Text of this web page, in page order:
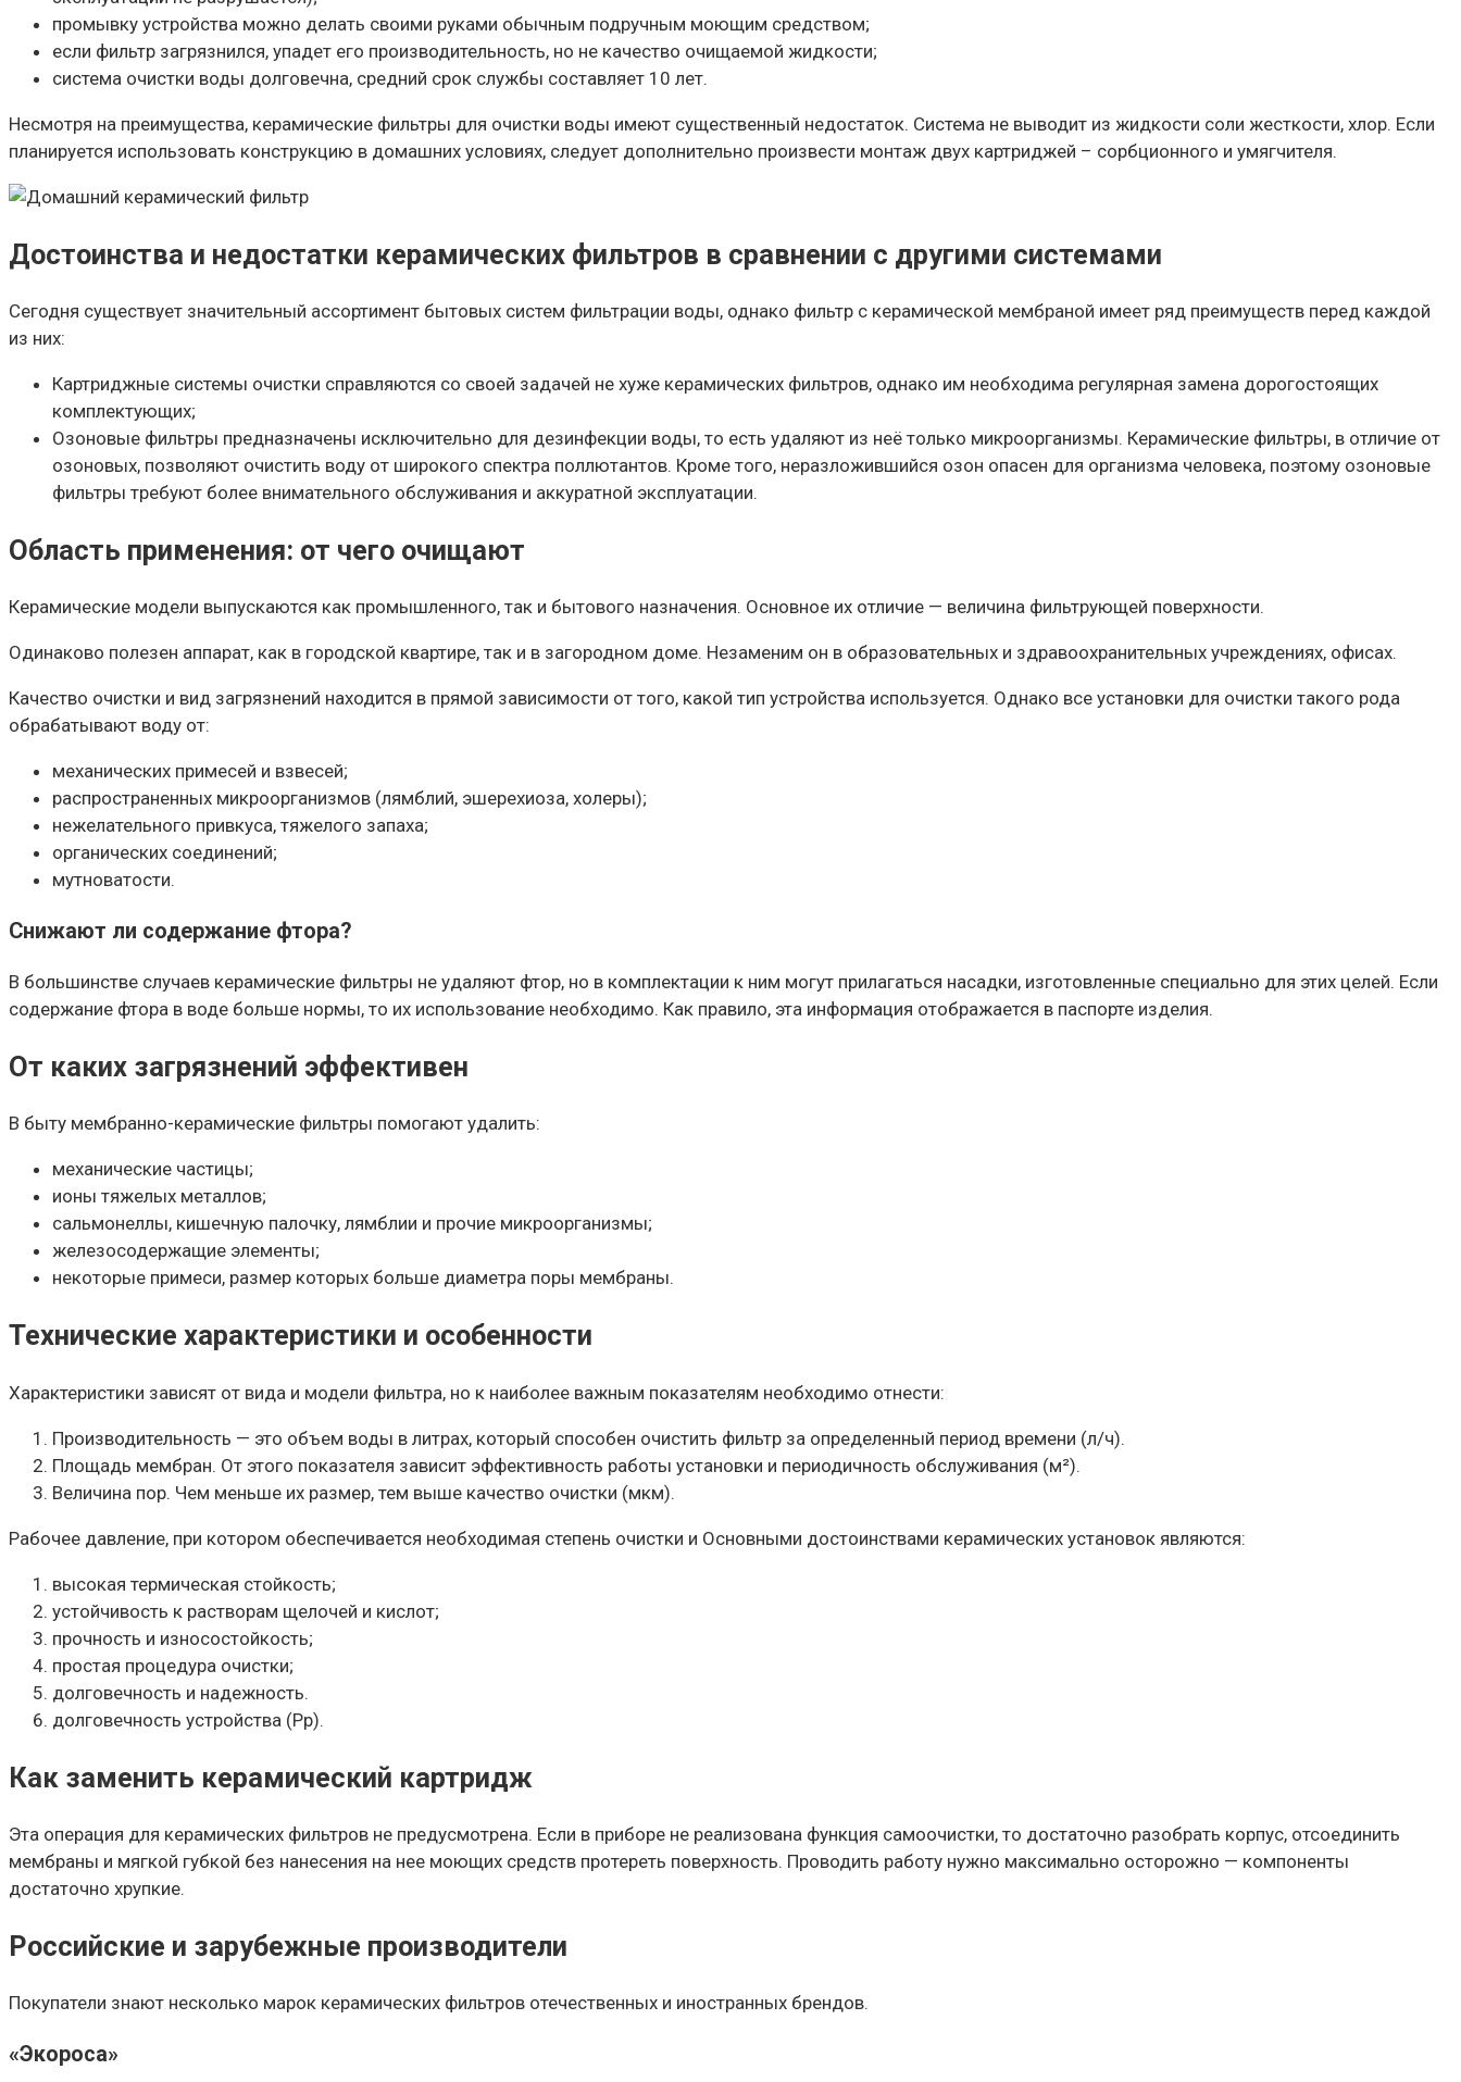
промывку устройства можно делать своими руками обычным подручным моющим средством;
если фильтр загрязнился, упадет его производительность, но не качество очищаемой жидкости;
система очистки воды долговечна, средний срок службы составляет 10 лет.
Несмотря на преимущества, керамические фильтры для очистки воды имеют существенный недостаток. Система не выводит из жидкости соли жесткости, хлор. Если
планируется использовать конструкцию в домашних условиях, следует дополнительно произвести монтаж двух картриджей – сорбционного и умягчителя.
Достоинства и недостатки керамических фильтров в сравнении с другими системами
Сегодня существует значительный ассортимент бытовых систем фильтрации воды, однако фильтр с керамической мембраной имеет ряд преимуществ перед каждой
из них:
Картриджные системы очистки справляются со своей задачей не хуже керамических фильтров, однако им необходима регулярная замена дорогостоящих
комплектующих;
Озоновые фильтры предназначены исключительно для дезинфекции воды, то есть удаляют из неё только микроорганизмы. Керамические фильтры, в отличие от
озоновых, позволяют очистить воду от широкого спектра поллютантов. Кроме того, неразложившийся озон опасен для организма человека, поэтому озоновые
фильтры требуют более внимательного обслуживания и аккуратной эксплуатации.
Область применения: от чего очищают
Керамические модели выпускаются как промышленного, так и бытового назначения. Основное их отличие — величина фильтрующей поверхности.
Одинаково полезен аппарат, как в городской квартире, так и в загородном доме. Незаменим он в образовательных и здравоохранительных учреждениях, офисах.
Качество очистки и вид загрязнений находится в прямой зависимости от того, какой тип устройства используется. Однако все установки для очистки такого рода
обрабатывают воду от:
механических примесей и взвесей;
распространенных микроорганизмов (лямблий, эшерехиоза, холеры);
нежелательного привкуса, тяжелого запаха;
органических соединений;
мутноватости.
Снижают ли содержание фтора?
В большинстве случаев керамические фильтры не удаляют фтор, но в комплектации к ним могут прилагаться насадки, изготовленные специально для этих целей. Если
содержание фтора в воде больше нормы, то их использование необходимо. Как правило, эта информация отображается в паспорте изделия.
От каких загрязнений эффективен
В быту мембранно-керамические фильтры помогают удалить:
механические частицы;
ионы тяжелых металлов;
сальмонеллы, кишечную палочку, лямблии и прочие микроорганизмы;
железосодержащие элементы;
некоторые примеси, размер которых больше диаметра поры мембраны.
Технические характеристики и особенности
Характеристики зависят от вида и модели фильтра, но к наиболее важным показателям необходимо отнести:
Производительность — это объем воды в литрах, который способен очистить фильтр за определенный период времени (л/ч).
Площадь мембран. От этого показателя зависит эффективность работы установки и периодичность обслуживания (м²).
Величина пор. Чем меньше их размер, тем выше качество очистки (мкм).
Рабочее давление, при котором обеспечивается необходимая степень очистки и Основными достоинствами керамических установок являются:
высокая термическая стойкость;
устойчивость к растворам щелочей и кислот;
прочность и износостойкость;
простая процедура очистки;
долговечность и надежность.
долговечность устройства (Рр).
Как заменить керамический картридж
Эта операция для керамических фильтров не предусмотрена. Если в приборе не реализована функция самоочистки, то достаточно разобрать корпус, отсоединить
мембраны и мягкой губкой без нанесения на нее моющих средств протереть поверхность. Проводить работу нужно максимально осторожно — компоненты
достаточно хрупкие.
Российские и зарубежные производители
Покупатели знают несколько марок керамических фильтров отечественных и иностранных брендов.
«Экороса»